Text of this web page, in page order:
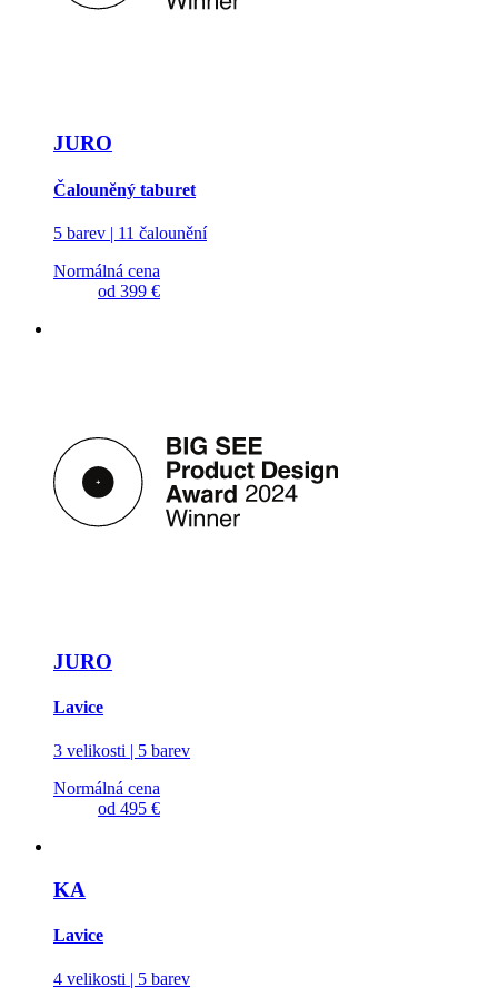
JURO
Čalouněný taburet
5 barev | 11 čalounění
Normálná cena
od 399 €
JURO
Lavice
3 velikosti | 5 barev
Normálná cena
od 495 €
KA
Lavice
4 velikosti | 5 barev